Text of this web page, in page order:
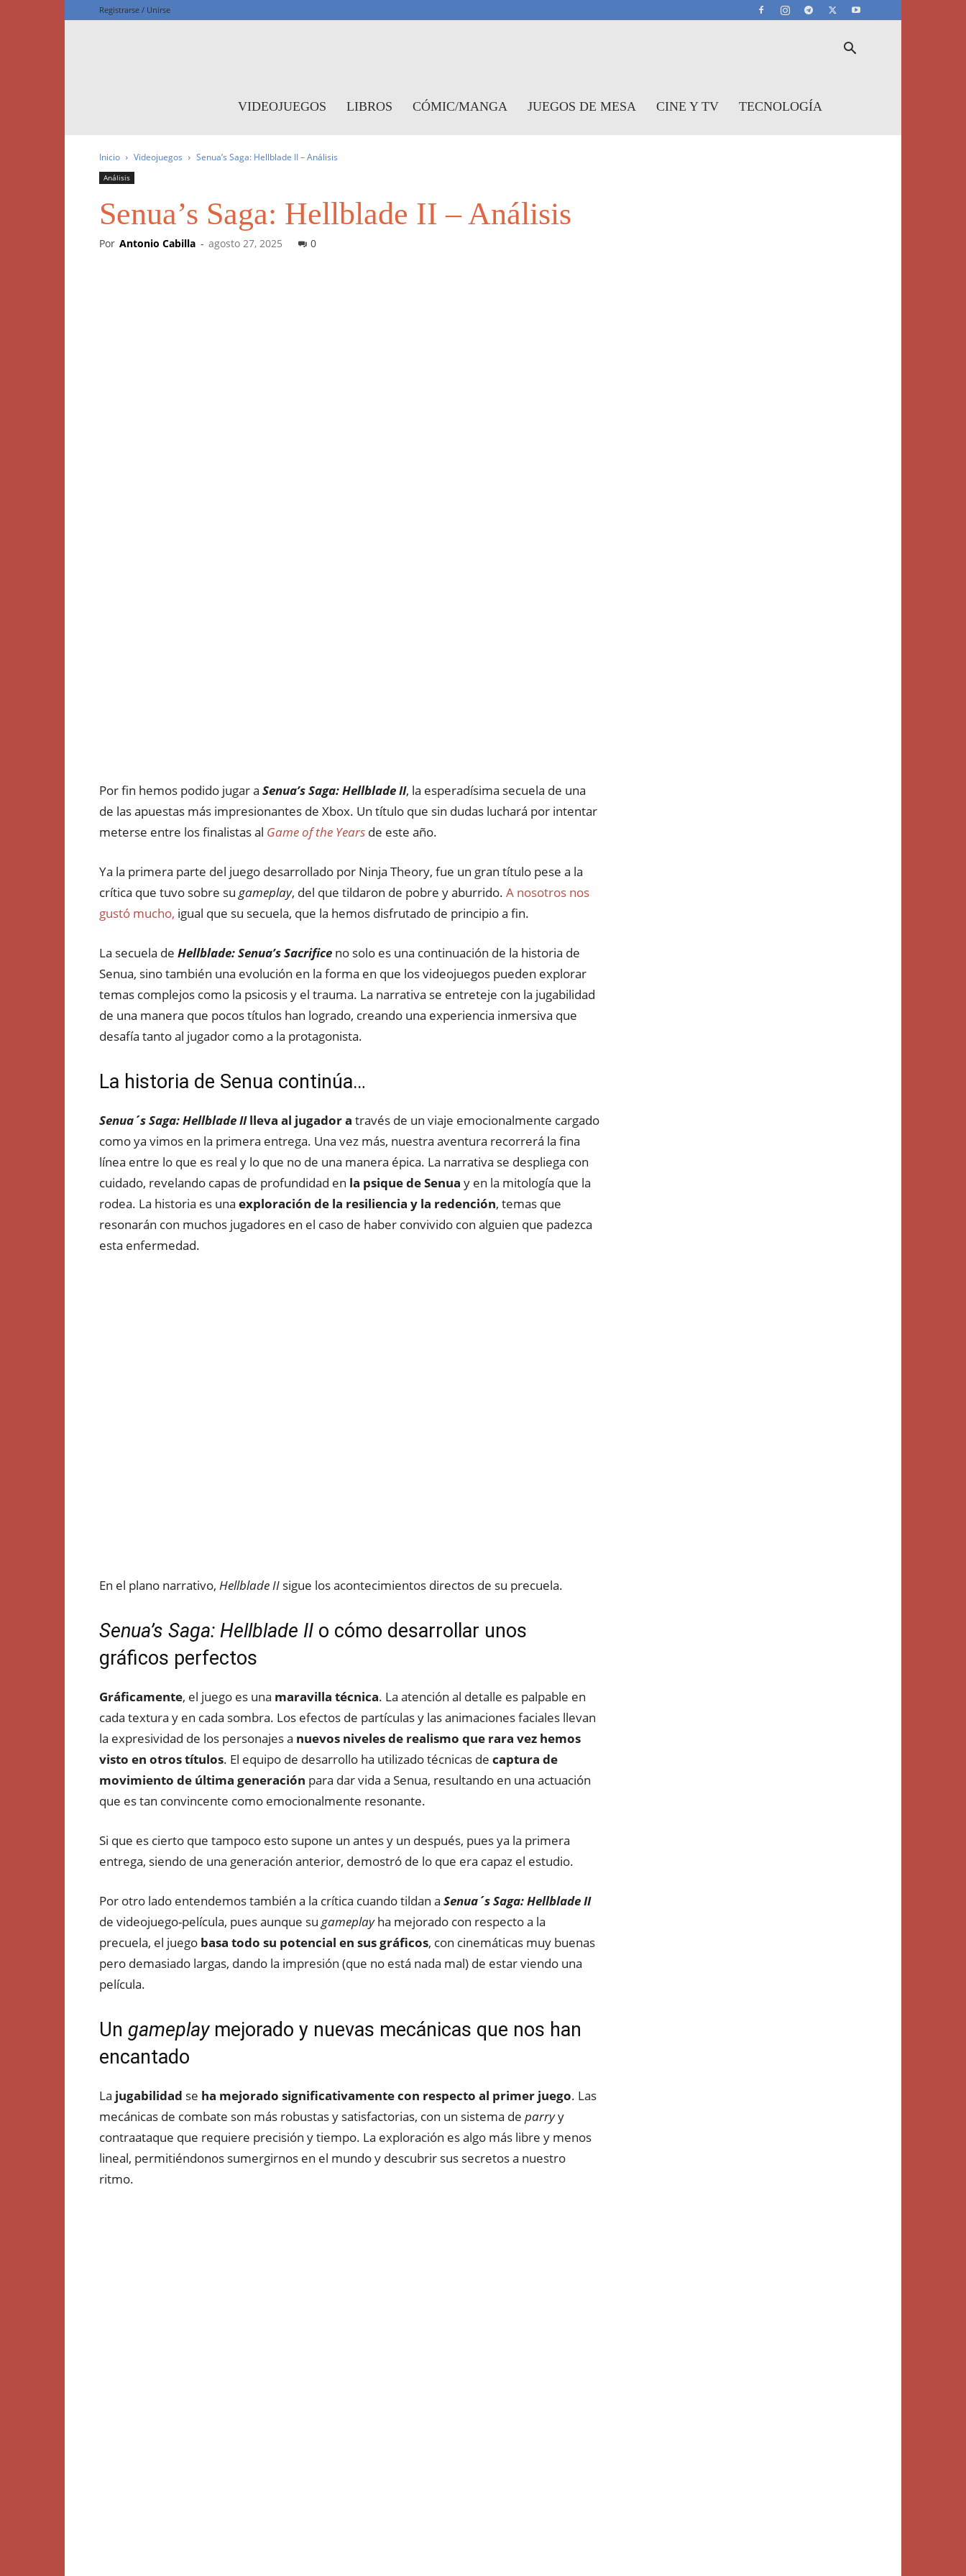
Registrarse / Unirse
VIDEOJUEGOS LIBROS CÓMIC/MANGA JUEGOS DE MESA CINE Y TV TECNOLOGÍA
Inicio Videojuegos Senua’s Saga: Hellblade II – Análisis
Análisis
Senua’s Saga: Hellblade II – Análisis
Por Antonio Cabilla - agosto 27, 2025 0
Por fin hemos podido jugar a Senua’s Saga: Hellblade II, la esperadísima secuela de una
de las apuestas más impresionantes de Xbox. Un título que sin dudas luchará por intentar
meterse entre los finalistas al Game of the Years de este año.
Ya la primera parte del juego desarrollado por Ninja Theory, fue un gran título pese a la
crítica que tuvo sobre su gameplay, del que tildaron de pobre y aburrido. A nosotros nos
gustó mucho, igual que su secuela, que la hemos disfrutado de principio a fin.
La secuela de Hellblade: Senua’s Sacrifice no solo es una continuación de la historia de
Senua, sino también una evolución en la forma en que los videojuegos pueden explorar
temas complejos como la psicosis y el trauma. La narrativa se entreteje con la jugabilidad
de una manera que pocos títulos han logrado, creando una experiencia inmersiva que
desafía tanto al jugador como a la protagonista.
La historia de Senua continúa…
Senua´s Saga: Hellblade II lleva al jugador a través de un viaje emocionalmente cargado
como ya vimos en la primera entrega. Una vez más, nuestra aventura recorrerá la fina
línea entre lo que es real y lo que no de una manera épica. La narrativa se despliega con
cuidado, revelando capas de profundidad en la psique de Senua y en la mitología que la
rodea. La historia es una exploración de la resiliencia y la redención, temas que
resonarán con muchos jugadores en el caso de haber convivido con alguien que padezca
esta enfermedad.
En el plano narrativo, Hellblade II sigue los acontecimientos directos de su precuela.
Senua’s Saga: Hellblade II o cómo desarrollar unos
gráficos perfectos
Gráficamente, el juego es una maravilla técnica. La atención al detalle es palpable en
cada textura y en cada sombra. Los efectos de partículas y las animaciones faciales llevan
la expresividad de los personajes a nuevos niveles de realismo que rara vez hemos
visto en otros títulos. El equipo de desarrollo ha utilizado técnicas de captura de
movimiento de última generación para dar vida a Senua, resultando en una actuación
que es tan convincente como emocionalmente resonante.
Si que es cierto que tampoco esto supone un antes y un después, pues ya la primera
entrega, siendo de una generación anterior, demostró de lo que era capaz el estudio.
Por otro lado entendemos también a la crítica cuando tildan a Senua´s Saga: Hellblade II
de videojuego-película, pues aunque su gameplayha mejorado con respecto a la
precuela, el juego basa todo su potencial en sus gráficos, con cinemáticas muy buenas
pero demasiado largas, dando la impresión (que no está nada mal) de estar viendo una
película.
Un gameplaymejorado y nuevas mecánicas que nos han
encantado
La jugabilidad se ha mejorado significativamente con respecto al primer juego. Las
mecánicas de combate son más robustas y satisfactorias, con un sistema de parryy
contraataque que requiere precisión y tiempo. La exploración es algo más libre y menos
lineal, permitiéndonos sumergirnos en el mundo y descubrir sus secretos a nuestro
ritmo.